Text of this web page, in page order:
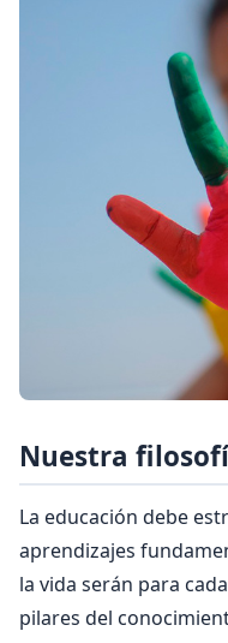
Nuestra
La educación debe
aprendizajes
la vida serán para
pilares del